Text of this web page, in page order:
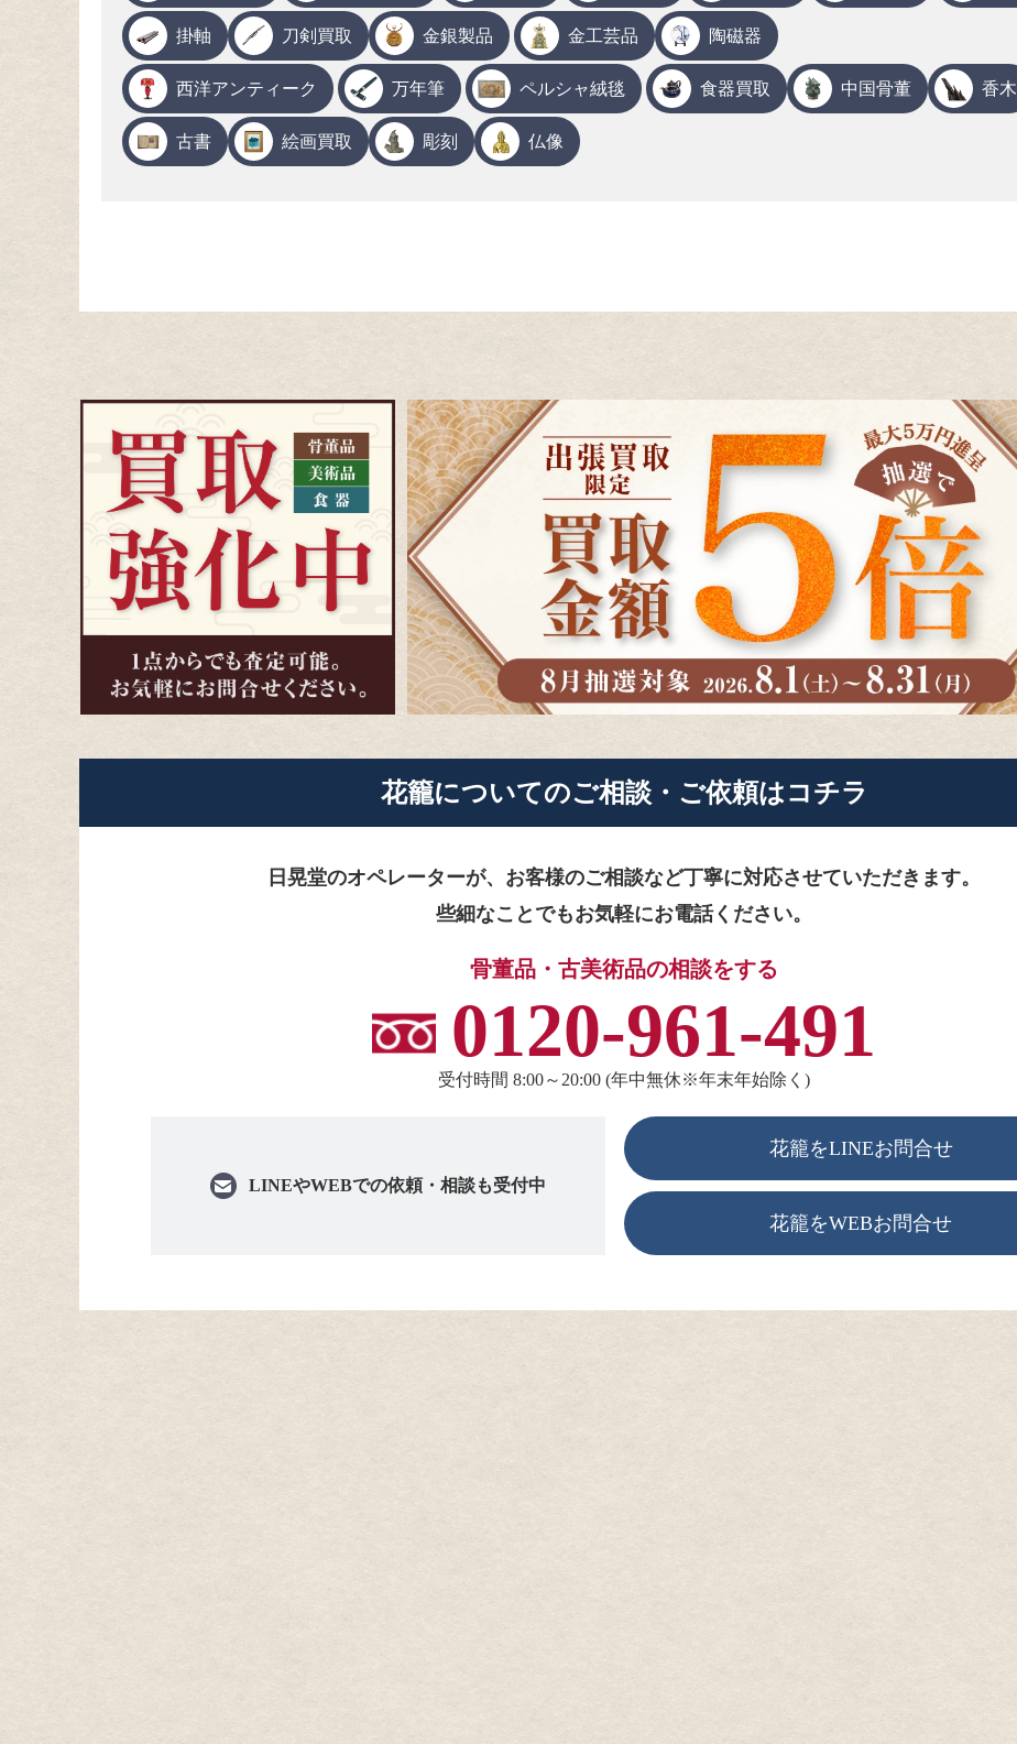
掛軸 刀剣買取 金銀製品 金工芸品 陶磁器
西洋アンティーク 万年筆 ペルシャ絨毯 食器買取 中国骨董 香木
古書 絵画買取 彫刻 仏像
花籠についてのご相談・ご依頼はコチラ
日晃堂のオペレーターが、お客様のご相談など丁寧に対応させていただきます。
些細なことでもお気軽にお電話ください。
骨董品・古美術品の相談をする
0120-961-491
受付時間 8:00～20:00 (年中無休※年末年始除く)
LINEやWEBでの依頼・相談も受付中
花籠をLINEお問合せ
花籠をWEBお問合せ